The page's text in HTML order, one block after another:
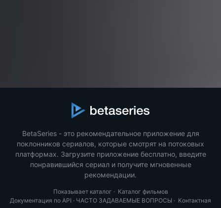
BetaSeries - это рекомендательное приложение для
поклонников сериалов, которые смотрят на потоковых
платформах. Загрузите приложение бесплатно, введите
понравившийся сериал и получите мгновенные
рекомендации.
Показывает каталог · Каталог фильмов
Документация по API · ЧАСТО ЗАДАВАЕМЫЕ ВОПРОСЫ · Контактная